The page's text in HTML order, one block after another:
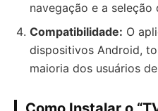
navegação e a seleção
Compatibilidade: O
dispositivos Android,
maioria dos usuários